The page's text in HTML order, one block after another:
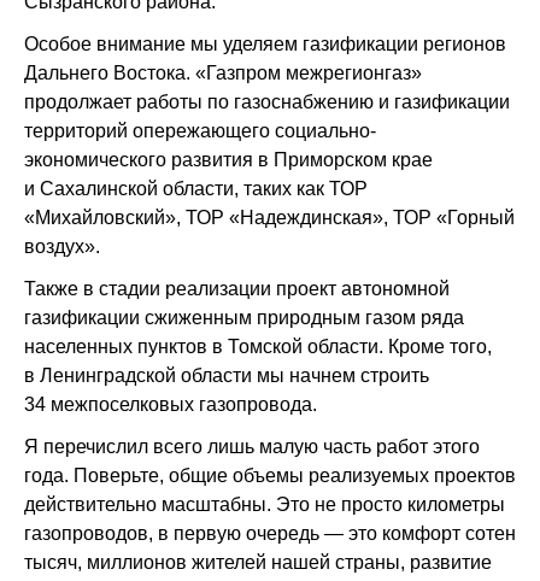
Особое внимание мы уделяем газификации регионов
Дальнего Востока. «Газпром межрегионгаз»
продолжает работы по газоснабжению и газификации
территорий опережающего социально-
экономического развития в Приморском крае
и Сахалинской области, таких как ТОР
«Михайловский», ТОР «Надеждинская», ТОР «Горный
воздух».
Также в стадии реализации проект автономной
газификации сжиженным природным газом ряда
населенных пунктов в Томской области. Кроме того,
в Ленинградской области мы начнем строить
34 межпоселковых газопровода.
Я перечислил всего лишь малую часть работ этого
года. Поверьте, общие объемы реализуемых проектов
действительно масштабны. Это не просто километры
газопроводов, в первую очередь — это комфорт сотен
тысяч, миллионов жителей нашей страны, развитие